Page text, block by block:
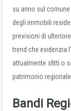
su anno sul comune
degli immobili
previsioni di
trend che evidenzia
attualmente sfitti o
patrimonio
Bandi